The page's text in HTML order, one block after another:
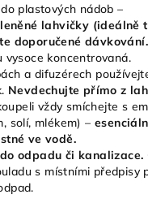
plastových nádob –
lahvičky (ideálně
doporučené dávkování.
vysoce koncentrovaná.
a difuzérech
Nevdechujte přímo z
vždy smíchejte s
solí, mlékem) –
ve vodě.
odpadu či kanalizace.
s místními předpisy